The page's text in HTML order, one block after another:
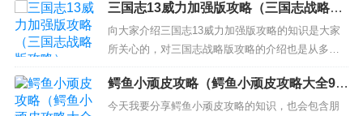
三国志13威力加强版攻略（三国志战略版
攻略）
向大家介绍三国志13威力加强版攻略的知识是大家
所关心的，对三国志战略版攻略的介绍也是从多个
角度来解答，希望可以让大家解决现在的问题！ 本
文目录一览： 1、三国志13威力加强版英杰传怎么
玩 英杰传难点剧本打法心得 2、三国志13孙权怎么
鳄鱼小顽皮攻略（鳄鱼小顽皮攻略大全92
0）
今天我要分享鳄鱼小顽皮攻略的知识，也会包含朋